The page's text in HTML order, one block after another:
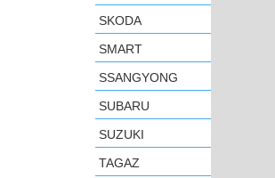
SKODA
SMART
SSANGYONG
SUBARU
SUZUKI
TAGAZ